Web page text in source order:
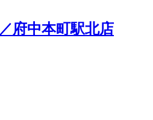
府中本町駅北店